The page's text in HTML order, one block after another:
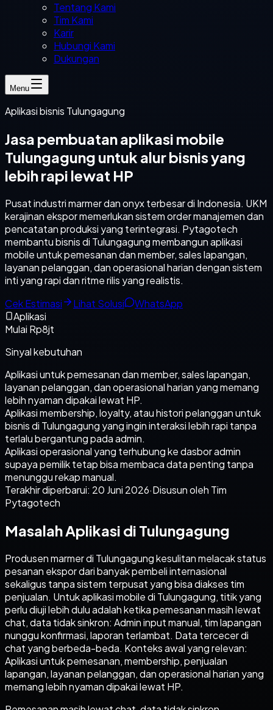
Tentang Kami
Tim Kami
Karir
Hubungi Kami
Dukungan
Menu
Aplikasi bisnis Tulungagung
Jasa pembuatan aplikasi mobile
Tulungagung untuk alur bisnis yang
lebih rapi lewat HP
Pusat industri marmer dan onyx terbesar di Indonesia. UKM
kerajinan ekspor memerlukan sistem order manajemen dan
pencatatan produksi yang terintegrasi. Pytagotech
membantu bisnis di Tulungagung membangun aplikasi
mobile untuk pemesanan dan member, sales lapangan,
layanan pelanggan, dan operasional harian dengan sistem
inti yang rapi dan ritme rilis yang realistis.
Cek Estimasi
Lihat Solusi
WhatsApp
Aplikasi
Mulai Rp8jt
Sinyal kebutuhan
Aplikasi untuk pemesanan dan member, sales lapangan,
layanan pelanggan, dan operasional harian yang memang
lebih nyaman dipakai lewat HP.
Aplikasi membership, loyalty, atau histori pelanggan untuk
bisnis di Tulungagung yang ingin interaksi lebih rapi tanpa
terlalu bergantung pada admin.
Aplikasi operasional yang terhubung ke dasbor admin
supaya pemilik tetap bisa membaca data penting tanpa
menunggu rekap manual.
Terakhir diperbarui: 20 Juni 2026·Disusun oleh Tim
Pytagotech
Masalah Aplikasi di Tulungagung
Produsen marmer di Tulungagung kesulitan melacak status
pesanan ekspor dari banyak pembeli internasional
sekaligus tanpa sistem terpusat yang bisa diakses tim
penjualan. Untuk aplikasi mobile di Tulungagung, titik yang
perlu diuji lebih dulu adalah ketika pemesanan masih lewat
chat, data tidak sinkron: Admin input manual, tim lapangan
nunggu konfirmasi, laporan terlambat. Data tercecer di
chat yang berbeda-beda. Konteks awal yang relevan:
Aplikasi untuk pemesanan, membership, penjualan
lapangan, layanan pelanggan, dan operasional harian yang
memang lebih nyaman dipakai lewat HP.